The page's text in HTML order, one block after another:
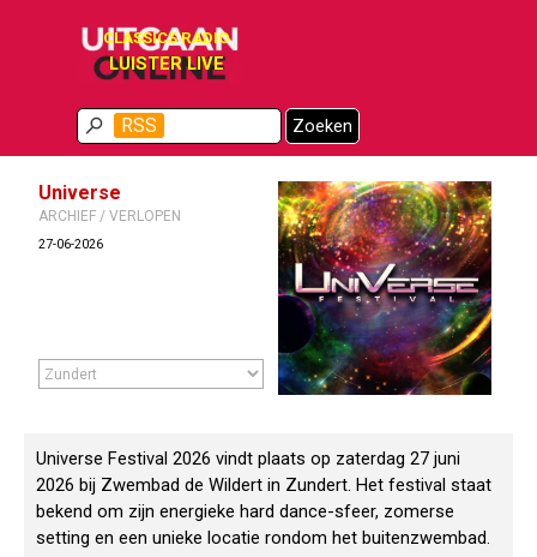
CLASSICS RADIO
LUISTER LIVE
Zoeken
RSS
Menu overslaan
Universe
ARCHIEF / VERLOPEN
27-06-2026
Universe Festival 2026 vindt plaats op zaterdag 27 juni
2026 bij Zwembad de Wildert in Zundert. Het festival staat
bekend om zijn energieke hard dance-sfeer, zomerse
setting en een unieke locatie rondom het buitenzwembad.